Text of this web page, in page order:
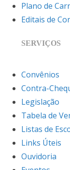
Plano de
Editais de
SERVIÇOS
Convênios
Contra-
Legislação
Tabela de
Listas de
Links Úteis
Ouvidoria